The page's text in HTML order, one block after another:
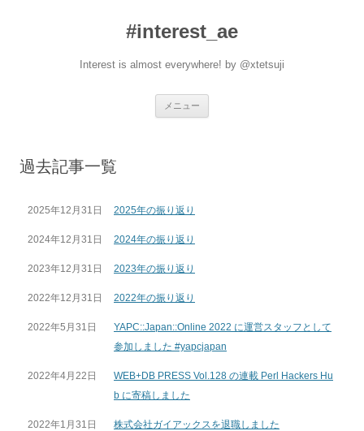
#interest_ae
Interest is almost everywhere! by @xtetsuji
メニュー
過去記事一覧
2025年12月31日 2025年の振り返り
2024年12月31日 2024年の振り返り
2023年12月31日 2023年の振り返り
2022年12月31日 2022年の振り返り
2022年5月31日
YAPC::Japan::Online 2022 に運営スタッフとして
参加しました #yapcjapan
2022年4月22日
WEB+DB PRESS Vol.128 の連載 Perl Hackers Hu
b に寄稿しました
2022年1月31日 株式会社ガイアックスを退職しました